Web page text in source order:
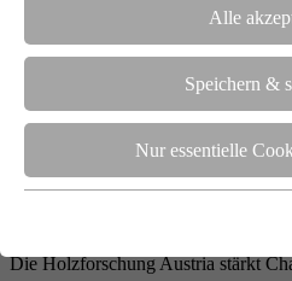
Alle
Speichern &
Nur essentielle
Die Holzforschung Austria ist
Team
Unsere gesamte Kompetenz ist in
gebündelt
Die Holzforschung Austria stärkt